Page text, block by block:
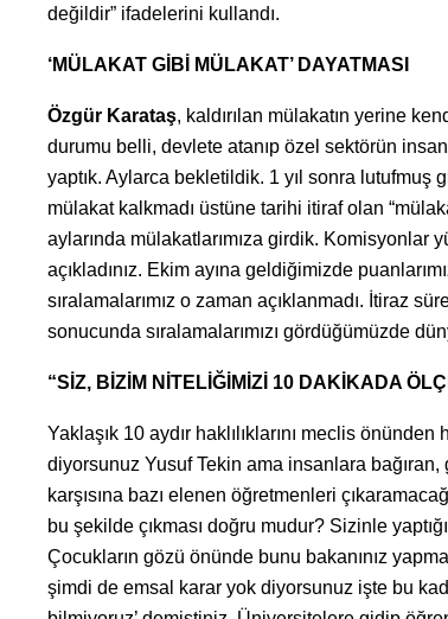
değildir” ifadelerini kullandı.
‘MÜLAKAT GİBİ MÜLAKAT’ DAYATMASI
Özgür Karataş, kaldırılan mülakatın yerine
durumu belli, devlete atanıp özel sektörün
yaptık. Aylarca bekletildik. 1 yıl sonra
mülakat kalkmadı üstüne tarihi itiraf olan
aylarında mülakatlarımıza girdik. Komisyonlar
açıkladınız. Ekim ayına geldiğimizde
sıralamalarımız o zaman açıklanmadı. İtiraz
sonucunda sıralamalarımızı gördüğümüzde
“SİZ, BİZİM NİTELİĞİMİZİ 10 DAKİKADA
Yaklaşık 10 aydır haklılıklarını meclis önünden
diyorsunuz Yusuf Tekin ama insanlara
karşısına bazı elenen öğretmenleri
bu şekilde çıkması doğru mudur? Sizinle
Çocukların gözü önünde bunu bakanınız
şimdi de emsal karar yok diyorsunuz işte bu